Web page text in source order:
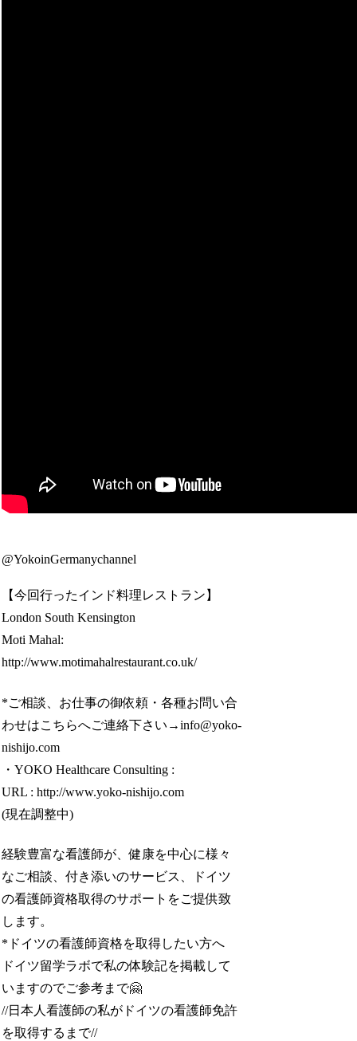
@YokoinGermanychannel
【今回行ったインド料理レストラン】
London South Kensington
Moti Mahal:
http://www.motimahalrestaurant.co.uk/
*ご相談、お仕事の御依頼・各種お問い合
わせはこちらへご連絡下さい→info@yoko-
nishijo.com
・YOKO Healthcare Consulting :
URL : http://www.yoko-nishijo.com
(現在調整中)
経験豊富な看護師が、健康を中心に様々
なご相談、付き添いのサービス、ドイツ
の看護師資格取得のサポートをご提供致
します。
*ドイツの看護師資格を取得したい方へ
ドイツ留学ラボで私の体験記を掲載して
いますのでご参考まで🤗
//日本人看護師の私がドイツの看護師免許
を取得するまで//